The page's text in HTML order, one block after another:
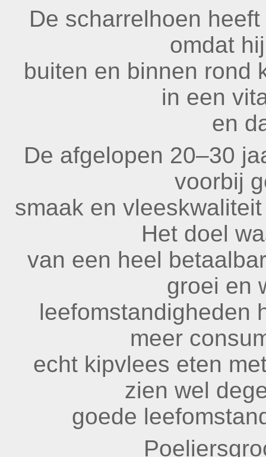
De scharrelhoen
omdat
buiten en binnen rond
in een
en
De afgelopen 20–30
voorbij
smaak en
Het doel
van een heel
groei en
leefomstandigheden
meer
echt kipvlees eten
zien wel
goede